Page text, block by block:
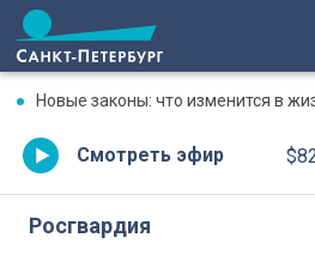
Новые законы: что изменится в
Смотреть эфир
Росгвардия